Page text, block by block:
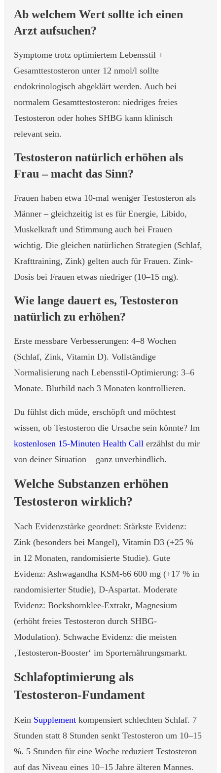
Ab welchem Wert sollte ich einen
Arzt aufsuchen?
Symptome trotz optimiertem Lebensstil +
Gesamttestosteron unter 12 nmol/l sollte
endokrinologisch abgeklärt werden. Auch bei
normalem Gesamttestosteron: niedriges freies
Testosteron oder hohes SHBG kann klinisch
relevant sein.
Testosteron natürlich erhöhen als
Frau – macht das Sinn?
Frauen haben etwa 10-mal weniger Testosteron als
Männer – gleichzeitig ist es für Energie, Libido,
Muskelkraft und Stimmung auch bei Frauen
wichtig. Die gleichen natürlichen Strategien (Schlaf,
Krafttraining, Zink) gelten auch für Frauen. Zink-
Dosis bei Frauen etwas niedriger (10–15 mg).
Wie lange dauert es, Testosteron
natürlich zu erhöhen?
Erste messbare Verbesserungen: 4–8 Wochen
(Schlaf, Zink, Vitamin D). Vollständige
Normalisierung nach Lebensstil-Optimierung: 3–6
Monate. Blutbild nach 3 Monaten kontrollieren.
Du fühlst dich müde, erschöpft und möchtest
wissen, ob Testosteron die Ursache sein könnte? Im
kostenlosen 15-Minuten Health Call erzählst du mir
von deiner Situation – ganz unverbindlich.
Welche Substanzen erhöhen
Testosteron wirklich?
Nach Evidenzstärke geordnet: Stärkste Evidenz:
Zink (besonders bei Mangel), Vitamin D3 (+25 %
in 12 Monaten, randomisierte Studie). Gute
Evidenz: Ashwagandha KSM-66 600 mg (+17 % in
randomisierter Studie), D-Aspartat. Moderate
Evidenz: Bockshornklee-Extrakt, Magnesium
(erhöht freies Testosteron durch SHBG-
Modulation). Schwache Evidenz: die meisten
‚Testosteron-Booster‘ im Sporternährungsmarkt.
Schlafoptimierung als
Testosteron-Fundament
Kein Supplement kompensiert schlechten Schlaf. 7
Stunden statt 8 Stunden senkt Testosteron um 10–15
%. 5 Stunden für eine Woche reduziert Testosteron
auf das Niveau eines 10–15 Jahre älteren Mannes.